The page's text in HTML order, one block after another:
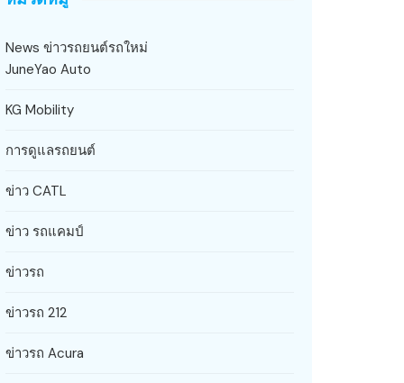
News ข่าวรถยนต์รถใหม่
JuneYao Auto
KG Mobility
การดูแลรถยนต์
ข่าว CATL
ข่าว รถแคมป์
ข่าวรถ
ข่าวรถ 212
ข่าวรถ Acura